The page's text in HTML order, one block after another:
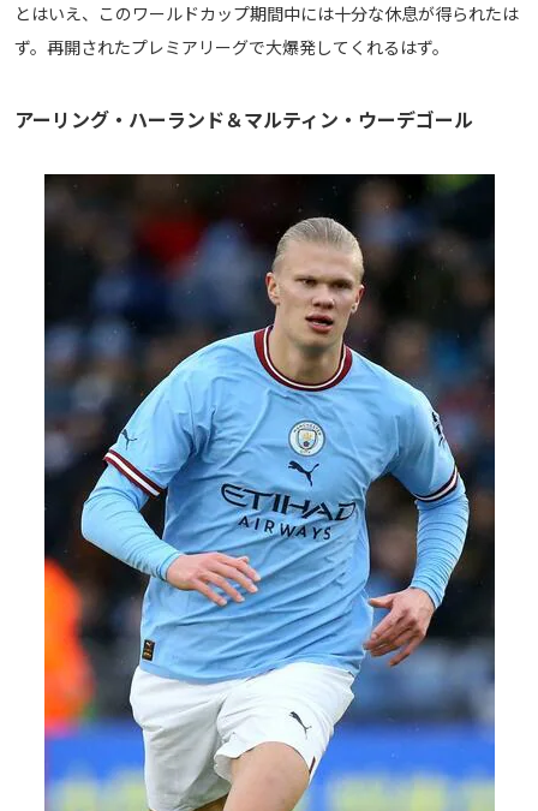
とはいえ、このワールドカップ期間中には十分な休息が得られたは
ず。再開されたプレミアリーグで大爆発してくれるはず。
アーリング・ハーランド＆マルティン・ウーデゴール